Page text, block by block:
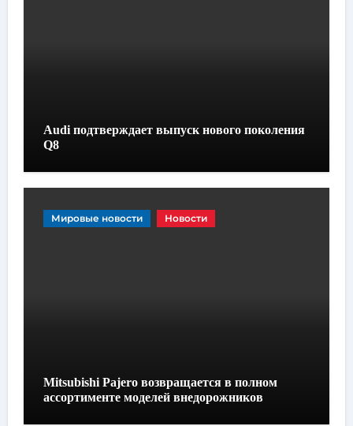
Audi подтверждает выпуск нового поколения
Q8
Мировые новости Новости
Mitsubishi Pajero возвращается в полном
ассортименте моделей внедорожников